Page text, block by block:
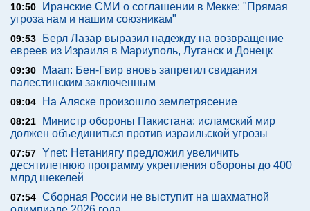
10:50
Иранские СМИ о соглашении в Мекке: "Прямая
угроза нам и нашим союзникам"
09:53
Берл Лазар выразил надежду на возвращение
евреев из Израиля в Мариуполь, Луганск и Донецк
09:30
Maan: Бен-Гвир вновь запретил свидания
палестинским заключенным
09:04 На Аляске произошло землетрясение
08:21
Министр обороны Пакистана: исламский мир
должен объединиться против израильской угрозы
07:57 Ynet: Нетаниягу предложил увеличить
десятилетнюю программу укрепления обороны до 400
млрд шекелей
07:54 Сборная России не выступит на шахматной